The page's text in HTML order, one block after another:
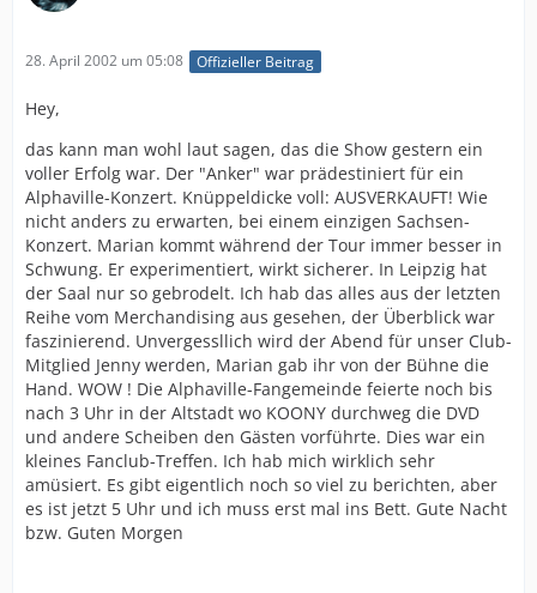
28. April 2002 um 05:08 Offizieller Beitrag
Hey,
das kann man wohl laut sagen, das die Show gestern ein
voller Erfolg war. Der "Anker" war prädestiniert für ein
Alphaville-Konzert. Knüppeldicke voll: AUSVERKAUFT! Wie
nicht anders zu erwarten, bei einem einzigen Sachsen-
Konzert. Marian kommt während der Tour immer besser in
Schwung. Er experimentiert, wirkt sicherer. In Leipzig hat
der Saal nur so gebrodelt. Ich hab das alles aus der letzten
Reihe vom Merchandising aus gesehen, der Überblick war
faszinierend. Unvergessllich wird der Abend für unser Club-
Mitglied Jenny werden, Marian gab ihr von der Bühne die
Hand. WOW ! Die Alphaville-Fangemeinde feierte noch bis
nach 3 Uhr in der Altstadt wo KOONY durchweg die DVD
und andere Scheiben den Gästen vorführte. Dies war ein
kleines Fanclub-Treffen. Ich hab mich wirklich sehr
amüsiert. Es gibt eigentlich noch so viel zu berichten, aber
es ist jetzt 5 Uhr und ich muss erst mal ins Bett. Gute Nacht
bzw. Guten Morgen